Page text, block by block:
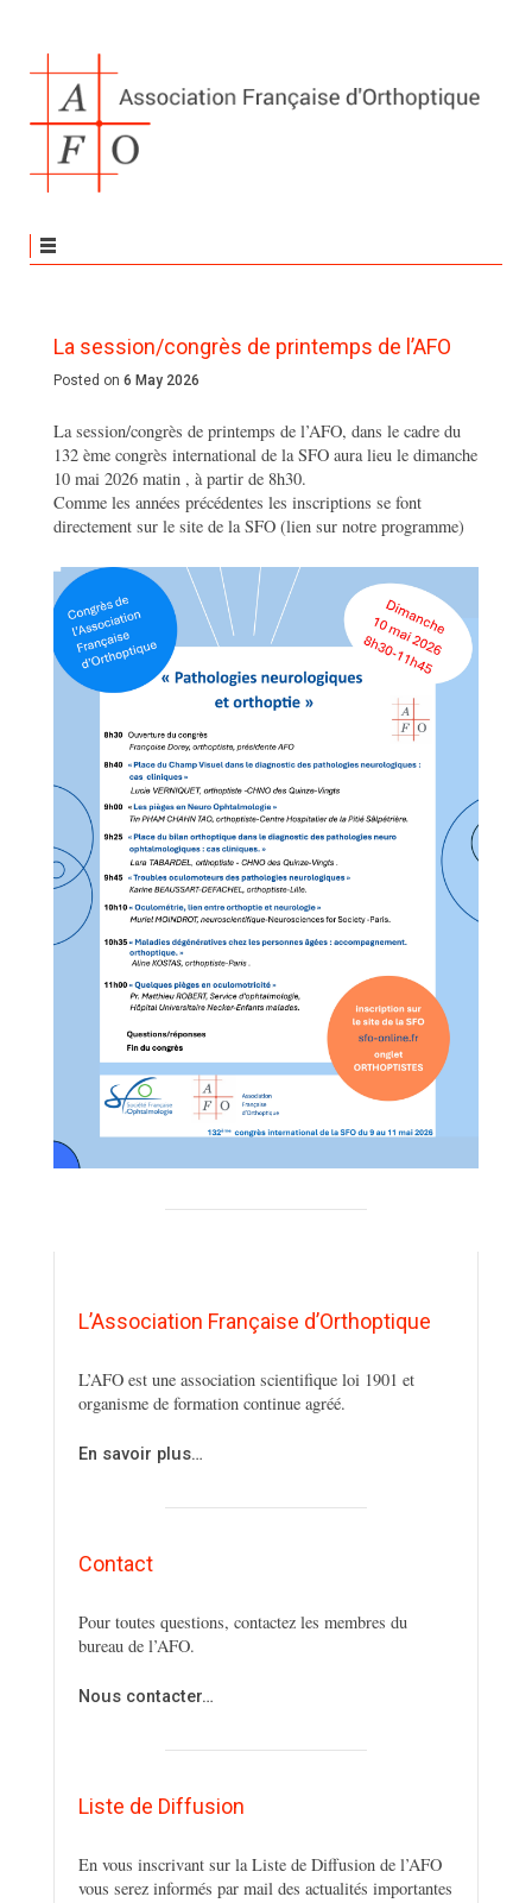
La session/congrès de printemps de l’AFO
Posted on 6 May 2026
La session/congrès de printemps de l’AFO, dans le cadre du
132 ème congrès international de la SFO aura lieu le dimanche
10 mai 2026 matin , à partir de 8h30.
Comme les années précédentes les inscriptions se font
directement sur le site de la SFO (lien sur notre programme)
L’Association Française d’Orthoptique
L’AFO est une association scientifique loi 1901 et
organisme de formation continue agréé.
En savoir plus…
Contact
Pour toutes questions, contactez les membres du
bureau de l’AFO.
Nous contacter…
Liste de Diffusion
En vous inscrivant sur la Liste de Diffusion de l’AFO
vous serez informés par mail des actualités importantes